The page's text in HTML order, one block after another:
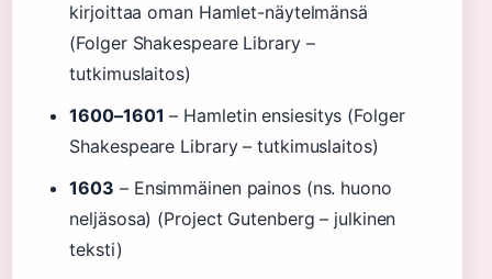
kirjoittaa oman Hamlet-näytelmänsä
(Folger Shakespeare Library –
tutkimuslaitos)
1600–1601 – Hamletin ensiesitys (Folger
Shakespeare Library – tutkimuslaitos)
1603 – Ensimmäinen painos (ns. huono
neljäsosa) (Project Gutenberg – julkinen
teksti)